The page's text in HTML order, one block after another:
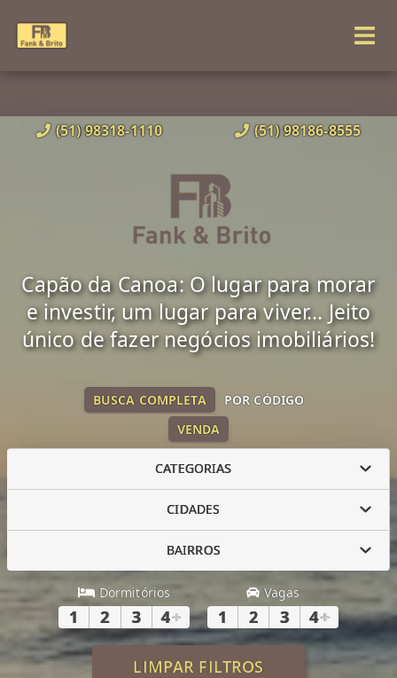
(51) 98318-1110 (51) 98186-8555
Capão da Canoa: O lugar para morar
e investir, um lugar para viver... Jeito
único de fazer negócios imobiliários!
VENDA
BUSCA COMPLETA POR CÓDIGO
CATEGORIAS
CIDADES
BAIRROS
Dormitórios
1 2 3 4+
Vagas
1 2 3 4+
LIMPAR FILTROS